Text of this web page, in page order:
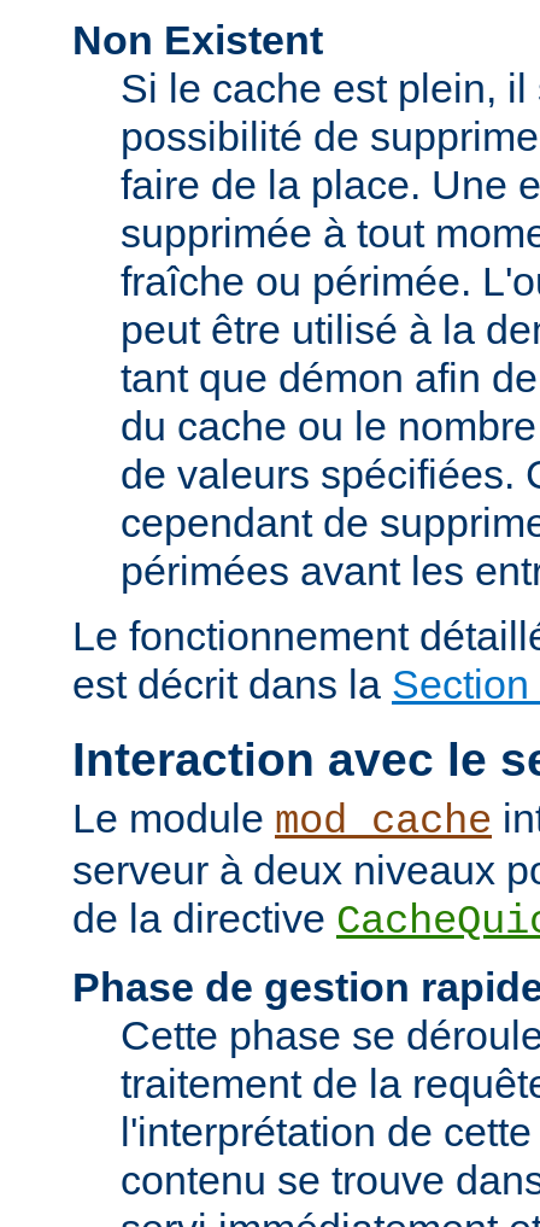
Non Existent
Si le cache est plein,
possibilité de
faire de la place. Une
supprimée à tout
fraîche ou périmée.
peut être utilisé à la
tant que démon afin
du cache ou le
de valeurs spécifiées.
cependant de
périmées avant les
Le fonctionnement
est décrit dans la
Interaction avec le
Le module mod_cache
serveur à deux niveaux
de la directive
Phase de gestion
Cette phase se
traitement de la
l'interprétation de
contenu se trouve